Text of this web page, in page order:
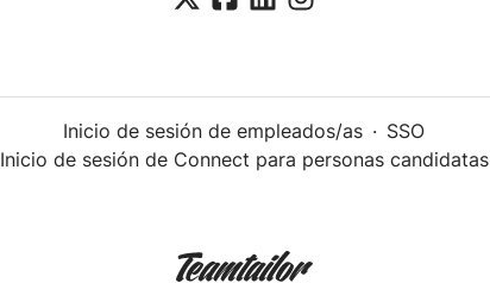
Inicio de sesión de empleados/as · SSO
Inicio de sesión de Connect para personas candidatas